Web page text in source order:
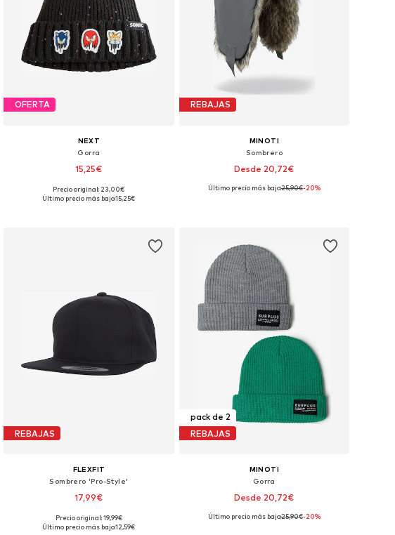
OFERTA
NEXT
Gorra
15,25€
Disponible en muchas tallas
Precio original: 23,00€
Último precio más bajo:15,25€
REBAJAS
MINOTI
Sombrero
Desde 20,72€
Tallas disponibles: 51, 53-54, 55, 57
Último precio más bajo:25,90€-20%
REBAJAS
FLEXFIT
Sombrero 'Pro-Style'
17,99€
+1
Tallas disponibles: 50-52, 54-56
Precio original: 19,99€
Último precio más bajo:12,59€
pack de 2
REBAJAS
MINOTI
Gorra
Desde 20,72€
Tallas disponibles: 51, 53-54, 55, 57
Último precio más bajo:25,90€-20%